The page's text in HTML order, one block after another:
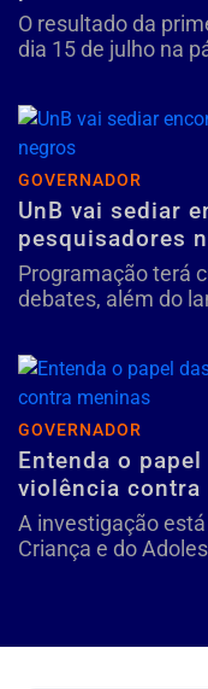
O resultado da
dia 15 de julho na
GOVERNADOR
UnB vai sediar
pesquisadores
Programação terá
debates, além do
GOVERNADOR
Entenda o
violência contra
A investigação
Criança e do